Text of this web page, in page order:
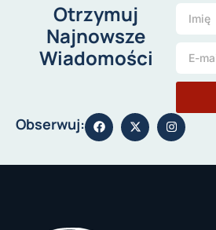
Otrzymuj
Najnowsze
Wiadomości
Obserwuj: